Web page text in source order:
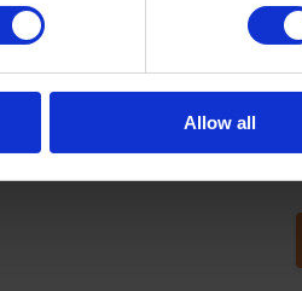
Allow all